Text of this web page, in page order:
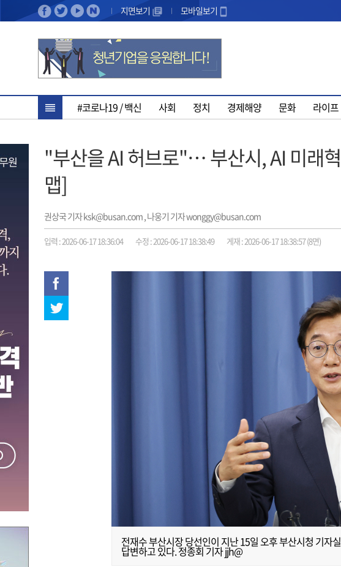
지면보기 모바일보기
#코로나19 / 백신 사회 정치 경제해양 문화 라이프
"부산을 AI 허브로"… 부산시, AI 미래
맵]
권상국 기자 ksk@busan.com , 나웅기 기자 wonggy@busan.com
입력 : 2026-06-17 18:36:04 수정 : 2026-06-17 18:38:49 게재 : 2026-06-17 18:38:57 (8면)
전재수 부산시장 당선인이 지난 15일 오후 부산시청 기자
답변하고 있다. 정종회 기자 jjh@